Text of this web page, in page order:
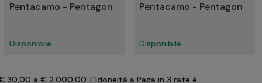
Pentacamo - Pentagon
Disponibile
Pentacamo - Pentagon
Disponibile
30,00 a € 2.000,00. L'idoneità a Paga in 3 rate è